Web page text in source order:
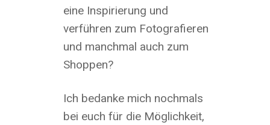
eine Inspirierung und
verführen zum Fotografieren
und manchmal auch zum
Shoppen?
Ich bedanke mich nochmals
bei euch für die Möglichkeit,